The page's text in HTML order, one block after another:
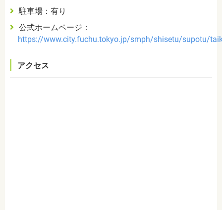
駐車場：有り
公式ホームページ：
https://www.city.fuchu.tokyo.jp/smph/shisetu/supotu/
アクセス